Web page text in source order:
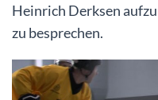
Heinrich Derksen
zu besprechen.